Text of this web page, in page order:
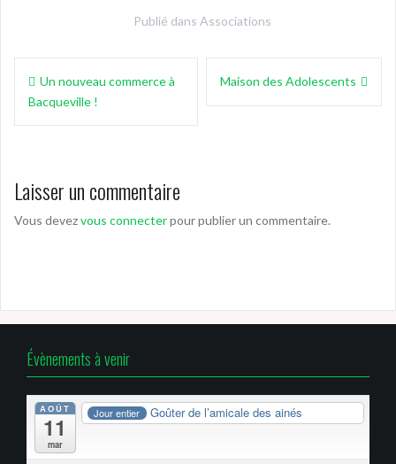
Publié dans Associations
Navigation
de Un nouveau commerce à
Bacqueville !
Maison des Adolescents
Laisser un commentaire
Vous devezvous connecterpour publier un commentaire.
Évènements à venir
AOÛT
11
mar
Jour entier Goûter de l’amicale des ainés